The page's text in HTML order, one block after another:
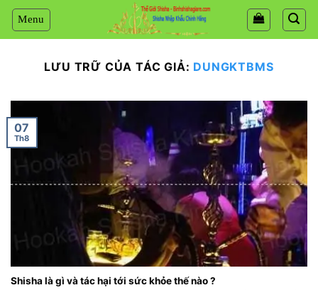
Chuyển
đến
nội
LƯU TRỮ CỦA TÁC GIẢ: DUNGKTBMS
Shisha là gì và tác hại tới sức khỏe thế nào ?
07
Th8